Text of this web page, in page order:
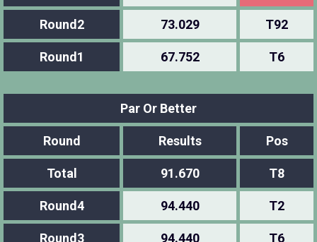
Round2 73.029 T92
Round1 67.752 T6
Par Or Better
Round Results Pos
Total 91.670 T8
Round4 94.440 T2
Round3 94.440 T6